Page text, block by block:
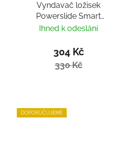
Vyndavač ložisek
Powerslide Smart
Bearing Remover by
Ihned k odeslání
304 Kč
330 Kč
DOPORUČUJEME